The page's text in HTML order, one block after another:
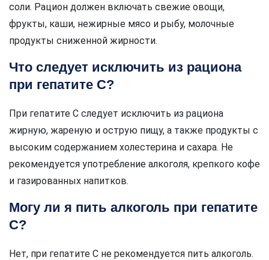
соли. Рацион должен включать свежие овощи,
фрукты, каши, нежирные мясо и рыбу, молочные
продукты сниженной жирности.
Что следует исключить из рациона
при гепатите C?
При гепатите C следует исключить из рациона
жирную, жареную и острую пищу, а также продукты с
высоким содержанием холестерина и сахара. Не
рекомендуется употребление алкоголя, крепкого кофе
и газированных напитков.
Могу ли я пить алкоголь при гепатите
C?
Нет, при гепатите C не рекомендуется пить алкоголь.